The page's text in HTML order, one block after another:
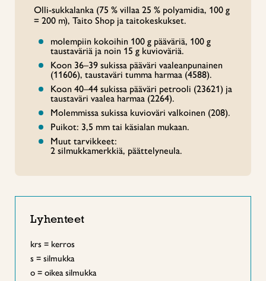
Olli-sukkalanka (75 % villaa 25 % polyamidia, 100 g
= 200 m), Taito Shop ja taitokeskukset.
molempiin kokoihin 100 g pääväriä, 100 g
taustaväriä ja noin 15 g kuvioväriä.
Koon 36–39 sukissa pääväri vaaleanpunainen
(11606), taustaväri tumma harmaa (4588).
Koon 40–44 sukissa pääväri petrooli (23621) ja
taustaväri vaalea harmaa (2264).
Molemmissa sukissa kuvioväri valkoinen (208).
Puikot: 3,5 mm tai käsialan mukaan.
Muut tarvikkeet:
2 silmukkamerkkiä, päättelyneula.
Lyhenteet
krs = kerros
s = silmukka
o = oikea silmukka